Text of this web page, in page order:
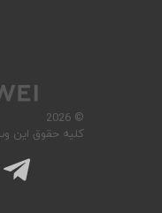
© 2026
کلیه حقوق این